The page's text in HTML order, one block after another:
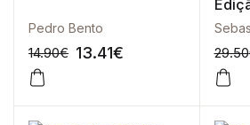
Pedro Bento
14.90€ 13.41€ 29.50